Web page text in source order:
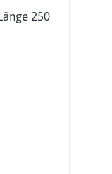
250